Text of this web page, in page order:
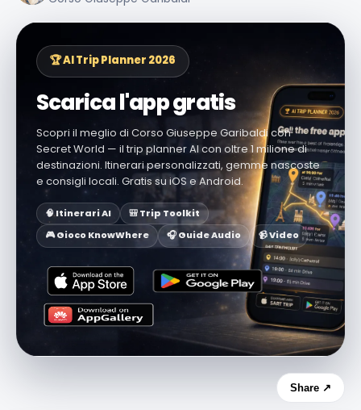
🏆 AI Trip Planner 2026
Scarica l'app gratis
Scopri il meglio di Corso Giuseppe Garibaldi con
Secret World — il trip planner AI con oltre 1 milione di
destinazioni. Itinerari personalizzati, gemme nascoste
e consigli locali. Gratis su iOS e Android.
🧠 Itinerari AI
🎒 Trip Toolkit
🎮 Gioco KnowWhere
🎧 Guide Audio 📹 Video
Share ↗